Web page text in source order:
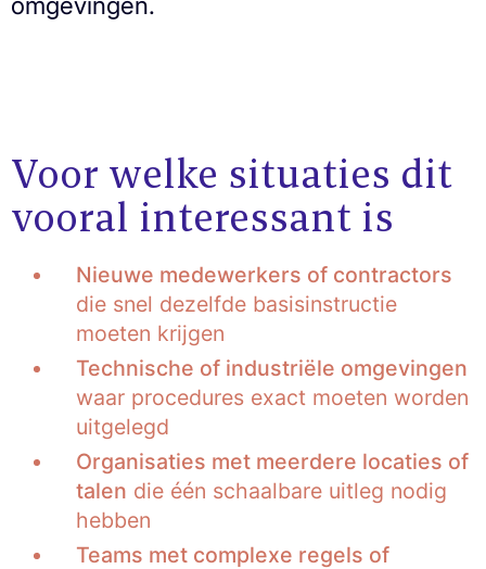
Voor welke situaties dit
vooral interessant is
Nieuwe medewerkers of contractors
die snel dezelfde basisinstructie
moeten krijgen
Technische of industriële omgevingen
waar procedures exact moeten worden
uitgelegd
Organisaties met meerdere locaties of
talen die één schaalbare uitleg nodig
hebben
Teams met complexe regels of